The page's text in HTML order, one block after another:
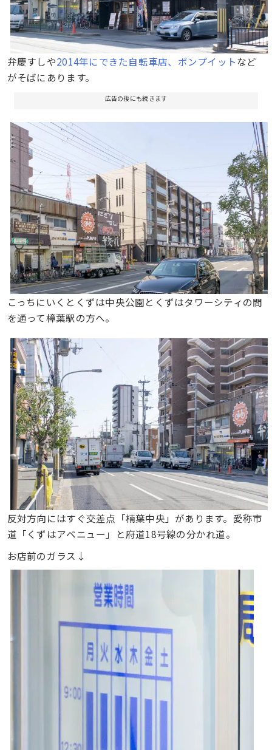
弁慶すしや2014年にできた自転車店、ポンプイットなど
がそばにあります。
広告の後にも続きます
こっちにいくとくずは中央公園とくずはタワーシティの間
を通って樟葉駅の方へ。
反対方向にはすぐ交差点「楠葉中央」があります。愛称市
道「くずはアベニュー」と府道18号線の分かれ道。
お店前のガラス↓